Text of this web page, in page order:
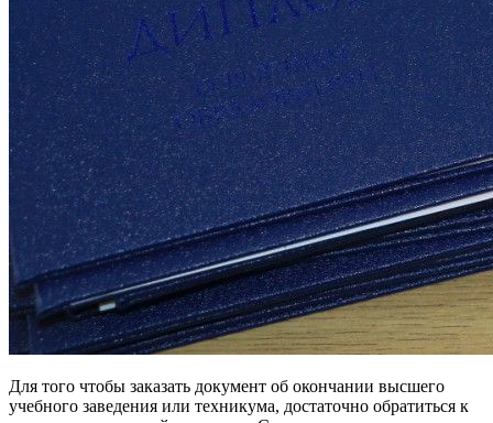
Для того чтобы заказать документ об окончании высшего
учебного заведения или техникума, достаточно обратиться к